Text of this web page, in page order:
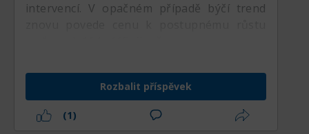
intervencí. V opačném případě býčí trend
Rozbalit příspěvek
(1)